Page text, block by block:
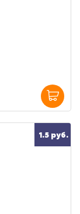
1.5 руб.